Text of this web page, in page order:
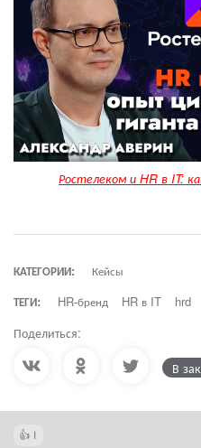
Ростелеком и HR в IT:
КАТЕГОРИИ:
Кейсы
ТЕГИ:
HR-бренд HR в IT hrd
Поделиться:
В
1